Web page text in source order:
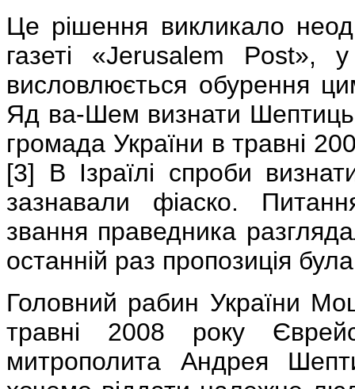
Це рішення викликало
газеті «Jerusalem Post»,
висловлюється обурення
Яд ва-Шем визнати
громада України в травні
[3] В Ізраїлі спроби
зазнавали фіаско.
звання праведника
останній раз пропозиція
Головний рабин України
травні 2008 року
митрополита Андрея